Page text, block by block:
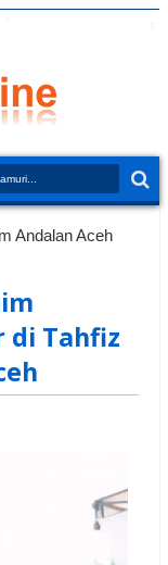
Andalan Aceh
di Tahfiz